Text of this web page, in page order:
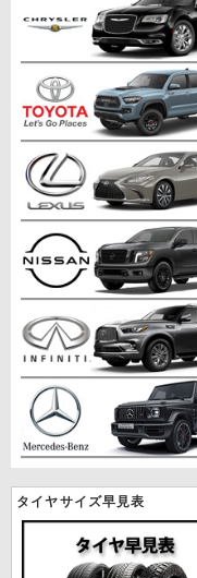
タイヤサイズ早見表